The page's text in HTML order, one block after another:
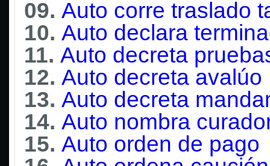
09. Auto corre traslado
10. Auto declara
11. Auto decreta
12. Auto decreta avalúo
13. Auto decreta
14. Auto nombra
15. Auto orden de pago